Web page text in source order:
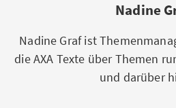
Nadine
Nadine Graf ist
die AXA Texte über Themen
und darüber